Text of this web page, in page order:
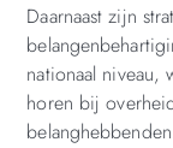
Daarnaast zijn
nationaal niveau,
horen bij